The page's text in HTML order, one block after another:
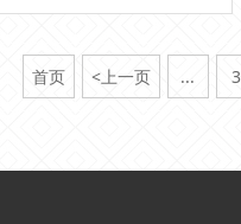
首页 <上一页 ... 3